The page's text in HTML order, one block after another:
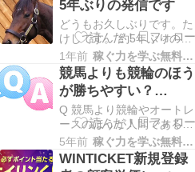
味で始めたのですが、すで
に…
分の作った渾身のサイトテ
ンプレートを使ってほしい
です サイト制作で稼げる
額 最近は以前に比べ、サ
イト制作の仕事を受けるこ
とが多くなりました。個人
に対してもおこなっては…
5年ぶりの発信です
どうもお久しぶりです。た
けしです。 約5年ぶりのメ
ルマガ配信となってしま
い、配信を楽しみにして登
録して下さっていた方々に
は本当に申し訳ない思いで
す。 最近発信する機会が
無かった理由と、発信して
いなかった期間何をしてい
たか…ということについて
の問い合わせが多かったの
1年前 稼ぐ力を学ぶ無料講座
競馬よりも競輪のほう
が勝ちやすい？
【Q&A】
Q 競馬より競輪やオートレ
ースのほうが人間であるこ
とや人数が少ないことから
勝ちやすそうですがいかが
でしょうか？ A 質問ありが
5年前 稼ぐ力を学ぶ無料講座
WINTICKET新規登録